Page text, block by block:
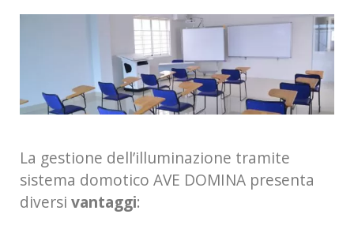
La gestione dell’illuminazione tramite
sistema domotico AVE DOMINA presenta
diversi vantaggi: